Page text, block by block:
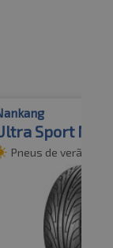
Sport NS-2
Pneus de verão